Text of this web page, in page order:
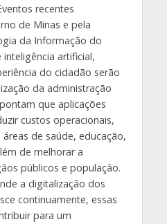
recentes
de Minas e pela
da Informação do
artificial,
do cidadão serão
da administração
que aplicações
custos operacionais,
de saúde, educação,
de melhorar a
públicos e população.
a digitalização dos
continuamente, essas
para um